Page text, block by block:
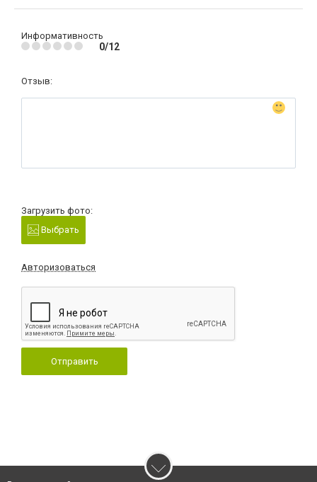
Информативность
0/12
Отзыв:
Загрузить фото:
Выбрать
Авторизоваться
Отправить